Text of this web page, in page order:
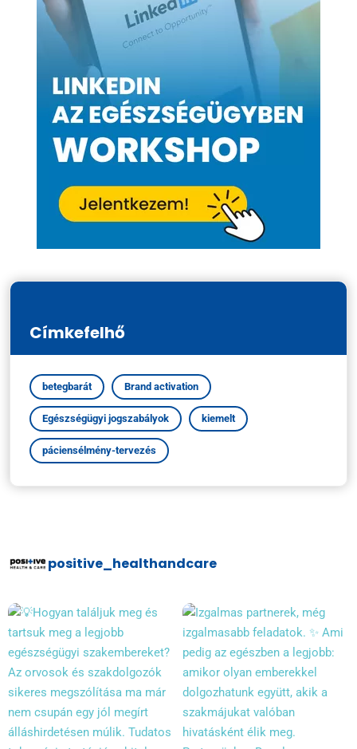
Címkefelhő
betegbarát Brand activation
Egészségügyi jogszabályok kiemelt
páciensélmény-tervezés
positive_healthandcare